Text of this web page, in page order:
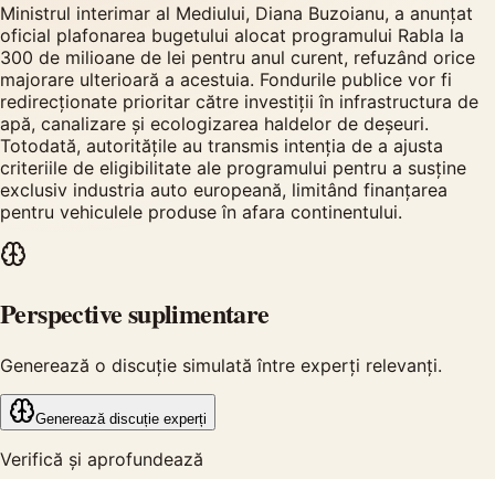
Ministrul interimar al Mediului, Diana Buzoianu, a anunțat
oficial plafonarea bugetului alocat programului Rabla la
300 de milioane de lei pentru anul curent, refuzând orice
majorare ulterioară a acestuia. Fondurile publice vor fi
redirecționate prioritar către investiții în infrastructura de
apă, canalizare și ecologizarea haldelor de deșeuri.
Totodată, autoritățile au transmis intenția de a ajusta
criteriile de eligibilitate ale programului pentru a susține
exclusiv industria auto europeană, limitând finanțarea
pentru vehiculele produse în afara continentului.
Perspective suplimentare
Generează o discuție simulată între experți relevanți.
Generează discuție experți
Verifică și aprofundează